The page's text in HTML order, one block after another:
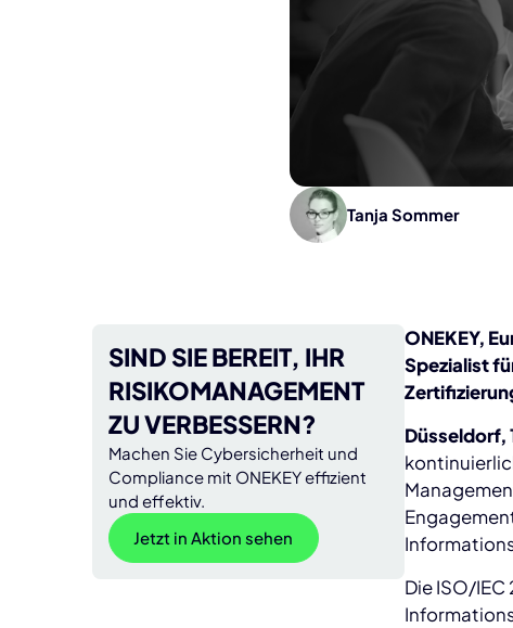
Tanja Sommer
SIND SIE BEREIT, IHR
RISIKOMANAGEMENT
ZU VERBESSERN?
Machen Sie Cybersicherheit und
Compliance mit ONEKEY effizient
und effektiv.
Jetzt in Aktion sehen
ONEKEY,
Spezialist
Düsseldorf,
Die ISO/